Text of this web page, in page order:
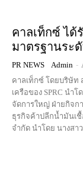
คาลเท็กซ์ ได้
มาตรฐานระ
PR NEWS Admin -
คาลเท็กซ์ โดยบริษัท
เครือของ SPRC น
จัดการใหญ่ ฝ่ายกิจก
ธุรกิจค้าปลีกน้ำมันเชื้
จำกัด นำโดย นางสาว